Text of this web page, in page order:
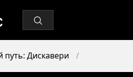
путь: Дискавери